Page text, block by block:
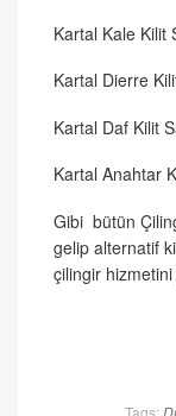
Kartal Kale Kilit
Kartal Dierre
Kartal Daf Kilit
Kartal Anahtar
Gibi bütün
gelip alternatif
çilingir
Tags: